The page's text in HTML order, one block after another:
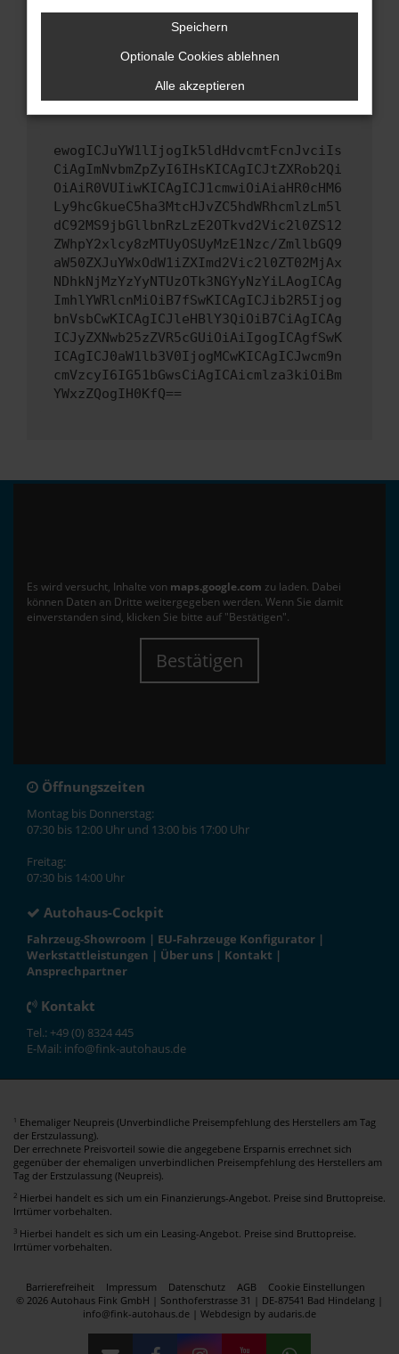
Wende dich an den Webseitenbetreiber.
Wenn du alle oben genannten Schritte versucht
hast, kontaktiere uns bitte. Wir werden
versuchen, das Problem zu beheben. Du kannst
uns diesen Text schicken, um uns bei der
ewogICJuYW1lIjogIk5ldHdvcmtFcnJvciIs
CiAgImNvbmZpZyI6IHsKICAgICJtZXRob2Qi
OiAiR0VUIiwKICAgICJ1cmwiOiAiaHR0cHM6
Ly9hcGkueC5ha3MtcHJvZC5hdWRhcmlzLm5l
dC92MS9jbGllbnRzLzE2OTkvd2Vic2l0ZS12
ZWhpY2xlcy8zMTUyOSUyMzE1Nzc/ZmllbGQ9
aW50ZXJuYWxOdW1iZXImd2Vic2l0ZT02MjAx
NDhkNjMzYzYyNTUzOTk3NGYyNzYiLAogICAg
ImhlYWRlcnMiOiB7fSwKICAgICJib2R5Ijog
bnVsbCwKICAgICJleHBlY3QiOiB7CiAgICAg
ICJyZXNwb25zZVR5cGUiOiAiIgogICAgfSwK
ICAgICJ0aW1lb3V0IjogMCwKICAgICJwcm9n
cmVzcyI6IG51bGwsCiAgICAicmlza3kiOiBm
YWxzZQogIH0KfQ==
Es wird versucht, Inhalte von maps.google.com zu laden. Dabei
können Daten an Dritte weitergegeben werden. Wenn Sie damit
einverstanden sind, klicken Sie bitte auf "Bestätigen".
Bestätigen
Öffnungszeiten
Montag bis Donnerstag:
07:30 bis 12:00 Uhr und 13:00 bis 17:00 Uhr
Freitag:
07:30 bis 14:00 Uhr
Autohaus-Cockpit
Fahrzeug-Showroom | EU-Fahrzeuge Konfigurator |
Werkstattleistungen | Über uns | Kontakt |
Ansprechpartner
Kontakt
Tel.: +49 (0) 8324 445
E-Mail: info@fink-autohaus.de
1 Ehemaliger Neupreis (Unverbindliche Preisempfehlung des Herstellers am Tag
der Erstzulassung).
Der errechnete Preisvorteil sowie die angegebene Ersparnis errechnet sich
gegenüber der ehemaligen unverbindlichen Preisempfehlung des Herstellers am
Tag der Erstzulassung (Neupreis).
2 Hierbei handelt es sich um ein Finanzierungs-Angebot. Preise sind Bruttopreise.
Irrtümer vorbehalten.
3 Hierbei handelt es sich um ein Leasing-Angebot. Preise sind Bruttopreise.
Irrtümer vorbehalten.
Barrierefreiheit Impressum Datenschutz AGB
Cookie Einstellungen
© 2026 Autohaus Fink GmbH | Sonthoferstrasse 31 | DE-87541 Bad Hindelang |
info@fink-autohaus.de | Webdesign by audaris.de
Speichern
Optionale Cookies ablehnen
Alle akzeptieren